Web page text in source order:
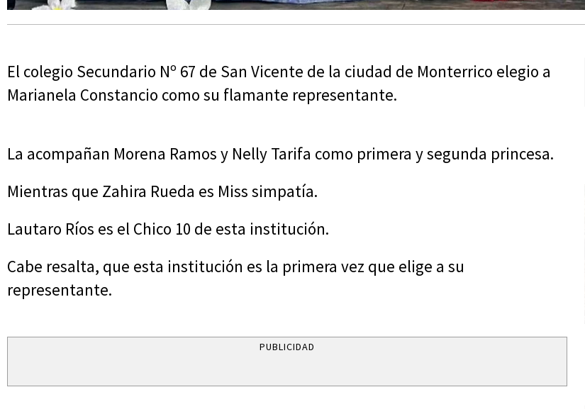
El colegio Secundario Nº 67 de San Vicente de la ciudad de Monterrico elegio a
Marianela Constancio como su flamante representante.
La acompañan Morena Ramos y Nelly Tarifa como primera y segunda princesa.
Mientras que Zahira Rueda es Miss simpatía.
Lautaro Ríos es el Chico 10 de esta institución.
Cabe resalta, que esta institución es la primera vez que elige a su
representante.
PUBLICIDAD